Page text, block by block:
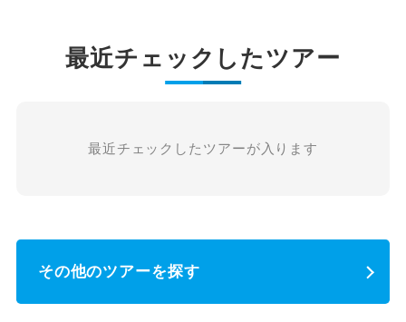
最近チェックしたツアー
最近チェックしたツアーが入ります
その他のツアーを探す